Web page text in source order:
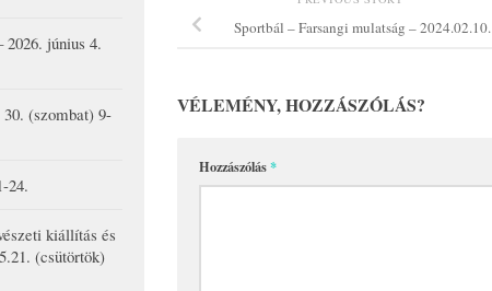
Sportbál – Farsangi mulatság – 2024.02.10.
VÉLEMÉNY, HOZZÁSZÓLÁS?
Hozzászólás*
június 4.
(szombat) 9-
24.
kiállítás és
(csütörtök)